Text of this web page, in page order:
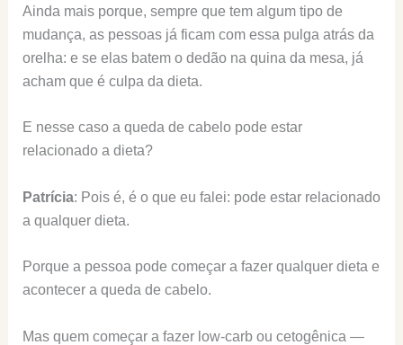
Ainda mais porque, sempre que tem algum tipo de
mudança, as pessoas já ficam com essa pulga atrás da
orelha: e se elas batem o dedão na quina da mesa, já
acham que é culpa da dieta.
E nesse caso a queda de cabelo pode estar
relacionado a dieta?
Patrícia: Pois é, é o que eu falei: pode estar relacionado
a qualquer dieta.
Porque a pessoa pode começar a fazer qualquer dieta e
acontecer a queda de cabelo.
Mas quem começar a fazer low-carb ou cetogênica —